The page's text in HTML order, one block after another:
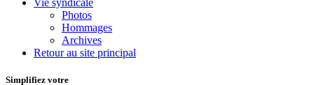
Vie syndicale
Photos
Hommages
Archives
Retour au site principal
Simplifiez votre